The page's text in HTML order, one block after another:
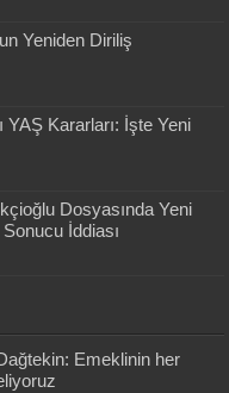
Yeniden Diriliş
YAŞ Kararları: İşte Yeni
Dosyasında Yeni
İddiası
Emeklinin her